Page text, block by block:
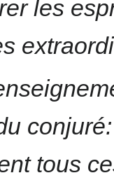
les
tous